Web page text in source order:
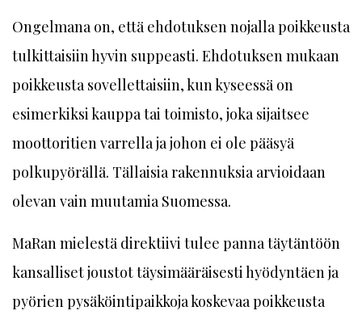
Ongelmana on, että ehdotuksen nojalla poikkeusta
tulkittaisiin hyvin suppeasti. Ehdotuksen mukaan
poikkeusta sovellettaisiin, kun kyseessä on
esimerkiksi kauppa tai toimisto, joka sijaitsee
moottoritien varrella ja johon ei ole pääsyä
polkupyörällä. Tällaisia rakennuksia arvioidaan
olevan vain muutamia Suomessa.
MaRan mielestä direktiivi tulee panna täytäntöön
kansalliset joustot täysimääräisesti hyödyntäen ja
pyörien pysäköintipaikkoja koskevaa poikkeusta